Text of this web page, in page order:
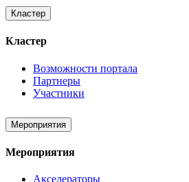
Кластер
Кластер
Возможности портала
Партнеры
Участники
Мероприятия
Мероприятия
Акселераторы